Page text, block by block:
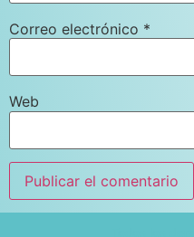
Correo electrónico *
Web